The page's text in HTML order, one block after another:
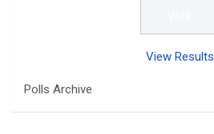
View Results
Polls Archive